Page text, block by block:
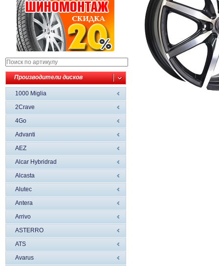
Производители дисков
1000 Miglia
2Crave
4Go
Advanti
AEZ
Alcar Hybridrad
Alcasta
Alutec
Antera
Arrivo
ASTERRO
ATS
Avarus